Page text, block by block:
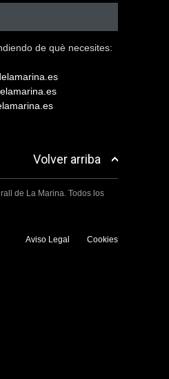
de què necesites:
Volver arriba
de La Marina. Todos los
Aviso Legal Cookies